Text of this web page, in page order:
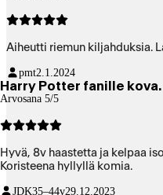
Aiheutti riemun kiljahduksia.
pmt2.1.2024
Harry Potter fanille kova.
Arvosana 5/5
Hyvä, 8v haastetta ja kelpaa
Koristeena hyllyllä komia.
JDK35–44v29.12.2023